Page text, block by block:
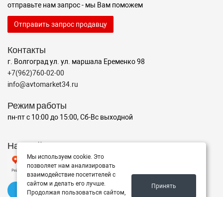
отправьте нам запрос - мы Вам поможем
Отправить запрос продавцу
Контакты
г. Волгоград ул. ул. маршала Еременко 98
+7(962)760-02-00
info@avtomarket34.ru
Режим работы
пн-пт с 10:00 до 15:00, Сб-Вс выходной
Наш рейтинг на Яндексе
✍️ Оставить отзыв
Мы используем cookie. Это
позволяет нам анализировать
взаимодействие посетителей с
сайтом и делать его лучше.
Продолжая пользоваться сайтом,
Принять